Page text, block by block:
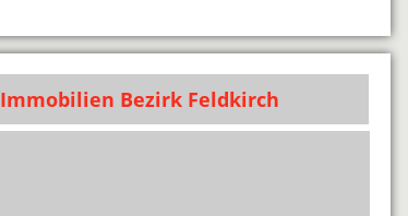
Immobilien Bezirk Feldkirch